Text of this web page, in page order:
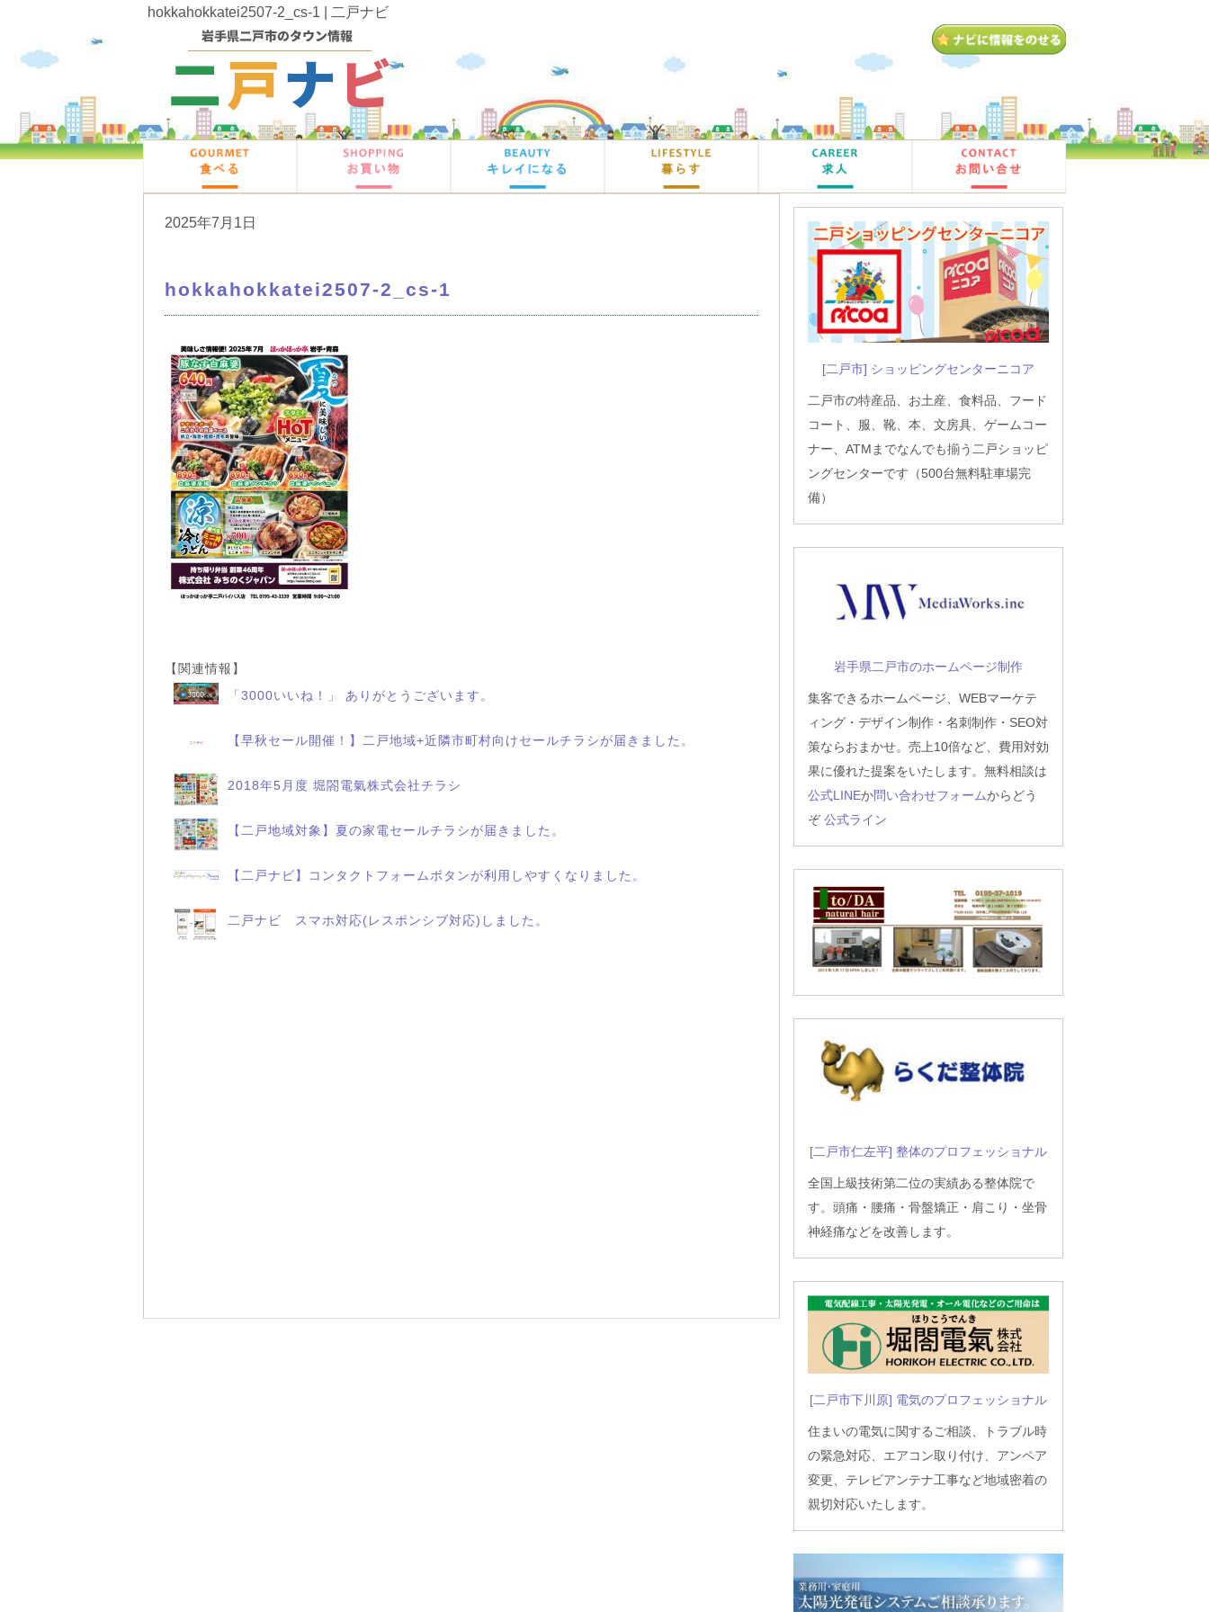
hokkahokkatei2507-2_cs-1 | 二戸ナビ
2025年7月1日
hokkahokkatei2507-2_cs-1
【関連情報】
「3000いいね！」 ありがとうございます。
【早秋セール開催！】二戸地域+近隣市町村向けセールチラシが届きました。
2018年5月度 堀閤電氣株式会社チラシ
【二戸地域対象】夏の家電セールチラシが届きました。
【二戸ナビ】コンタクトフォームボタンが利用しやすくなりました。
二戸ナビ スマホ対応(レスポンシブ対応)しました。
[二戸市] ショッピングセンターニコア
二戸市の特産品、お土産、食料品、フード
コート、服、靴、本、文房具、ゲームコー
ナー、ATMまでなんでも揃う二戸ショッピ
ングセンターです（500台無料駐車場完
備）
岩手県二戸市のホームページ制作
集客できるホームページ、WEBマーケテ
ィング・デザイン制作・名刺制作・SEO対
策ならおまかせ。売上10倍など、費用対効
果に優れた提案をいたします。無料相談は
公式LINEか問い合わせフォームからどう
ぞ 公式ライン
[二戸市仁左平] 整体のプロフェッショナル
全国上級技術第二位の実績ある整体院で
す。頭痛・腰痛・骨盤矯正・肩こり・坐骨
神経痛などを改善します。
[二戸市下川原] 電気のプロフェッショナル
住まいの電気に関するご相談、トラブル時
の緊急対応、エアコン取り付け、アンペア
変更、テレビアンテナ工事など地域密着の
親切対応いたします。